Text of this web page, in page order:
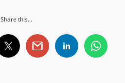
Share this...